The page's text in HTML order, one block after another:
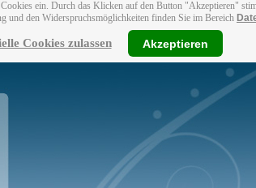
ein. Durch das Klicken auf den Button "Akzeptieren"
und den Widerspruchsmöglichkeiten finden Sie im Bereich
Cookies zulassen Akzeptieren